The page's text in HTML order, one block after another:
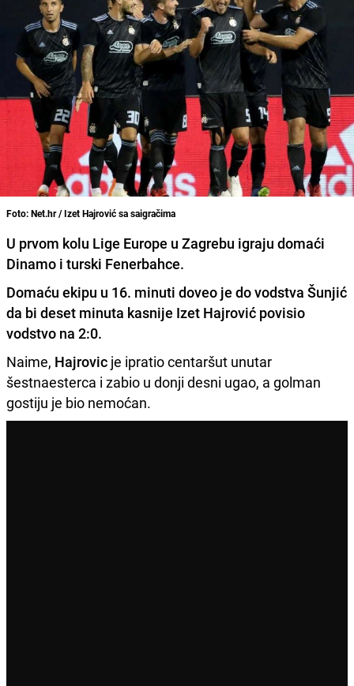
Foto: Net.hr / Izet Hajrović sa saigračima
U prvom kolu Lige Europe u Zagrebu igraju domaći
Dinamo i turski Fenerbahce.
Domaću ekipu u 16. minuti doveo je do vodstva Šunjić
da bi deset minuta kasnije Izet Hajrović povisio
vodstvo na 2:0.
Naime, Hajrovic je ipratio centaršut unutar
šestnaesterca i zabio u donji desni ugao, a golman
gostiju je bio nemoćan.